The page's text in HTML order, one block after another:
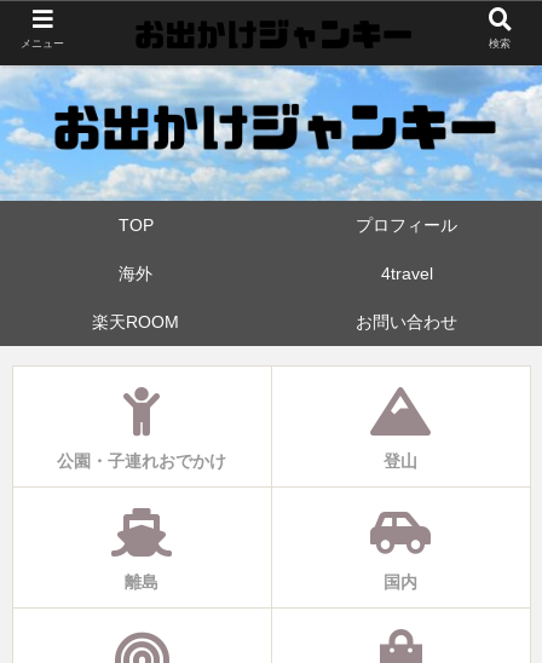
世界中・日本中を旅したおでかけ狂なパパが埼玉県と近県の公園やお出かけス
ポットを攻めています！たまに登山も
TOP プロフィール
海外 4travel
楽天ROOM お問い合わせ
公園・子連れおでかけ 登山
離島 国内
メニュー 検索